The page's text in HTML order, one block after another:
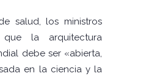
salud, los ministros
que la arquitectura
debe ser «abierta,
en la ciencia y la